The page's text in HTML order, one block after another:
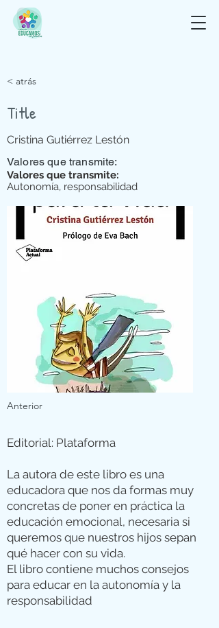
< atrás
Title
Cristina Gutiérrez Lestón
Valores que transmite:
Valores que transmite:
Autonomía, responsabilidad
Anterior
Editorial: Plataforma
La autora de este libro es una
educadora que nos da formas muy
concretas de poner en práctica la
educación emocional, necesaria si
queremos que nuestros hijos sepan
qué hacer con su vida.
El libro contiene muchos consejos
para educar en la autonomía y la
responsabilidad